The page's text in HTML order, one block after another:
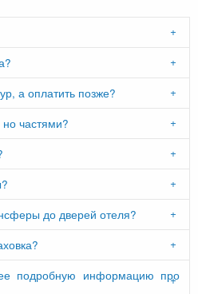
а оплатить позже?
частями?
до дверей отеля?
подробную информацию про